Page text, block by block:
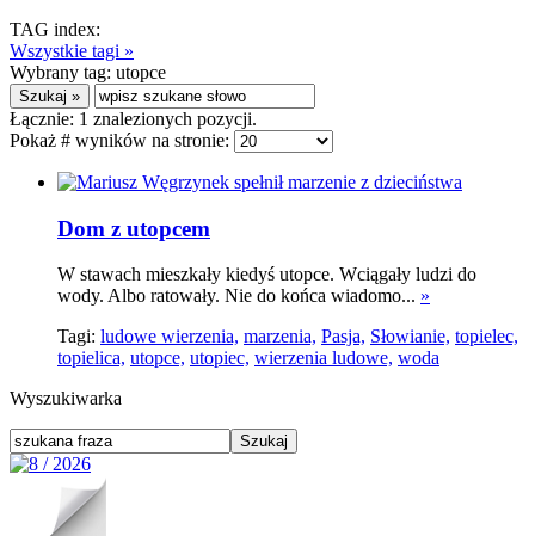
TAG index:
Wszystkie tagi »
Wybrany tag: utopce
Łącznie: 1 znalezionych pozycji.
Pokaż # wyników na stronie:
Dom z utopcem
W stawach mieszkały kiedyś utopce. Wciągały ludzi do
wody. Albo ratowały. Nie do końca wiadomo... »
Tagi: ludowe wierzenia, marzenia, Pasja, Słowianie, topielec,
topielica, utopce, utopiec, wierzenia ludowe, woda
Wyszukiwarka